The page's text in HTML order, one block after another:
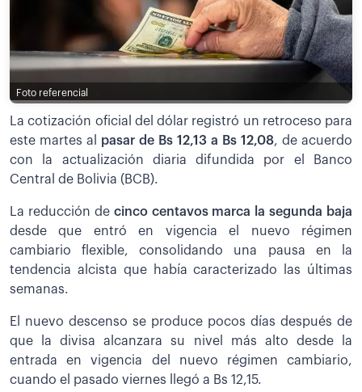
Foto referencial
La cotización oficial del dólar registró un retroceso para
este martes al pasar de Bs 12,13 a Bs 12,08, de acuerdo
con la actualización diaria difundida por el Banco
Central de Bolivia (BCB).
La reducción de cinco centavos marca la segunda baja
desde que entró en vigencia el nuevo régimen
cambiario flexible, consolidando una pausa en la
tendencia alcista que había caracterizado las últimas
semanas.
El nuevo descenso se produce pocos días después de
que la divisa alcanzara su nivel más alto desde la
entrada en vigencia del nuevo régimen cambiario,
cuando el pasado viernes llegó a Bs 12,15.